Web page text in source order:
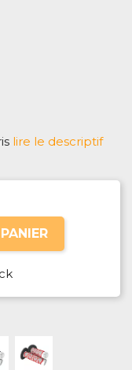
lire le descriptif